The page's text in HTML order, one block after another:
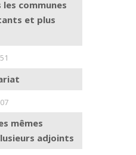
communes
et plus
mêmes
adjoints